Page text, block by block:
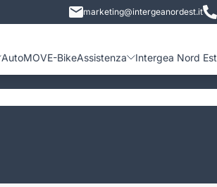
marketing@intergeanordest.it
AutoMOVE-BikeAssistenza Intergea Nord